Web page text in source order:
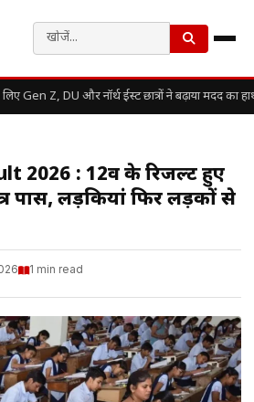
Gen Z, DU और नॉर्थ ईस्ट छात्रों ने बढ़ाया मदद का
2026 : 12वीं के रिजल्ट हुए
पास, लड़कियां फिर लड़कों से
1 min read